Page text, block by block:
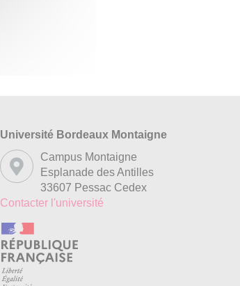
Université Bordeaux Montaigne
Campus Montaigne
Esplanade des Antilles
33607 Pessac Cedex
Contacter l'université